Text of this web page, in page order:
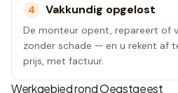
4 Vakkundig opgelost
De monteur opent, repareert of
zonder schade — en u rekent af
prijs, met factuur.
Werkgebied rondOegstgeest